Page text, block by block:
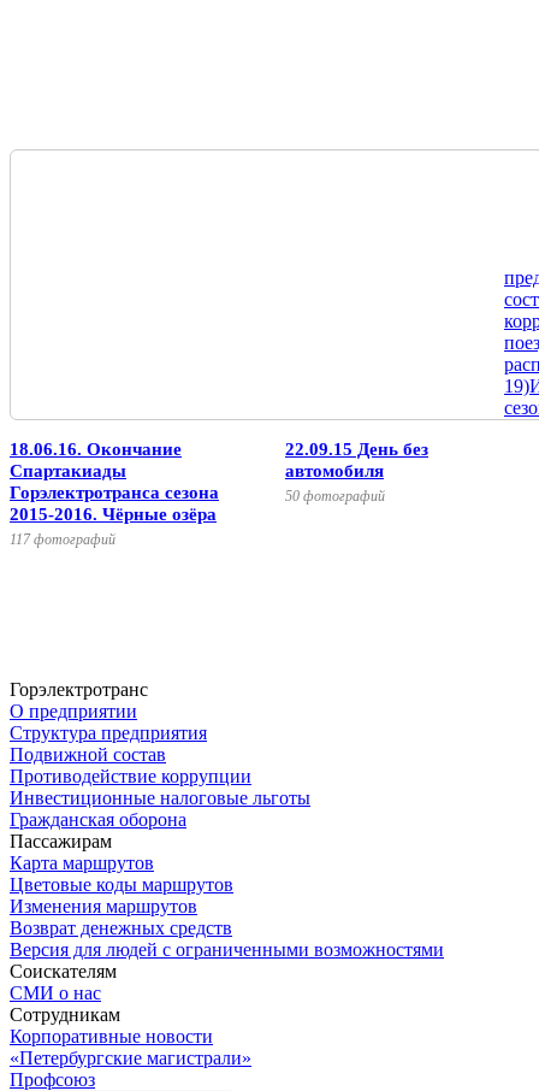
18.06.16. Окончание
Спартакиады
Горэлектротранса сезона
2015-2016. Чёрные озёра
117 фотографий
22.09.15 День без
автомобиля
50 фотографий
19)
Горэлектротранс
О предприятии
Структура предприятия
Подвижной состав
Противодействие коррупции
Инвестиционные налоговые льготы
Гражданская оборона
Пассажирам
Карта маршрутов
Цветовые коды маршрутов
Изменения маршрутов
Возврат денежных средств
Версия для людей с ограниченными возможностями
Соискателям
СМИ о нас
Сотрудникам
Корпоративные новости
«Петербургские магистрали»
Профсоюз